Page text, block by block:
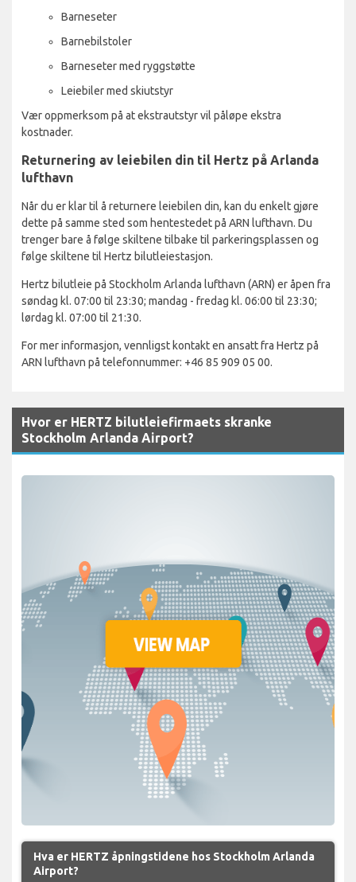
Barneseter
Barnebilstoler
Barneseter med ryggstøtte
Leiebiler med skiutstyr
Vær oppmerksom på at ekstrautstyr vil påløpe ekstra
kostnader.
Returnering av leiebilen din til Hertz på Arlanda
lufthavn
Når du er klar til å returnere leiebilen din, kan du enkelt gjøre
dette på samme sted som hentestedet på ARN lufthavn. Du
trenger bare å følge skiltene tilbake til parkeringsplassen og
følge skiltene til Hertz bilutleiestasjon.
Hertz bilutleie på Stockholm Arlanda lufthavn (ARN) er åpen fra
søndag kl. 07:00 til 23:30; mandag - fredag kl. 06:00 til 23:30;
lørdag kl. 07:00 til 21:30.
For mer informasjon, vennligst kontakt en ansatt fra Hertz på
ARN lufthavn på telefonnummer: +46 85 909 05 00.
Hvor er HERTZ bilutleiefirmaets skranke
Stockholm Arlanda Airport?
Hva er HERTZ åpningstidene hos Stockholm Arlanda
Airport?